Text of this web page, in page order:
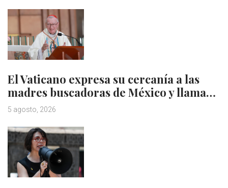
El Vaticano expresa su cercanía a las
madres buscadoras de México y llama…
5 agosto, 2026